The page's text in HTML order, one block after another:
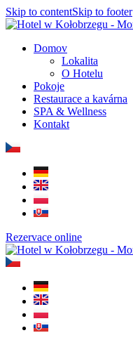
Skip to contentSkip to footer
Domov
Lokalita
O Hotelu
Pokoje
Restaurace a kavárna
SPA & Wellness
Kontakt
Rezervace online